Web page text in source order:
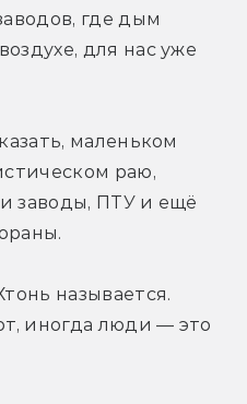
где дым
для нас уже
маленьком
раю,
заводы, ПТУ и ещё
называется.
иногда люди — это